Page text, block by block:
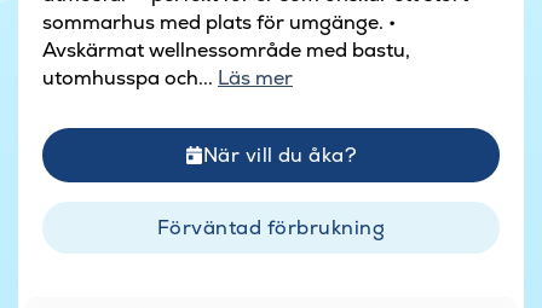
sommarhus med plats för umgänge. •
Avskärmat wellnessområde med bastu,
utomhusspa och... Läs mer
När vill du åka?
Förväntad förbrukning